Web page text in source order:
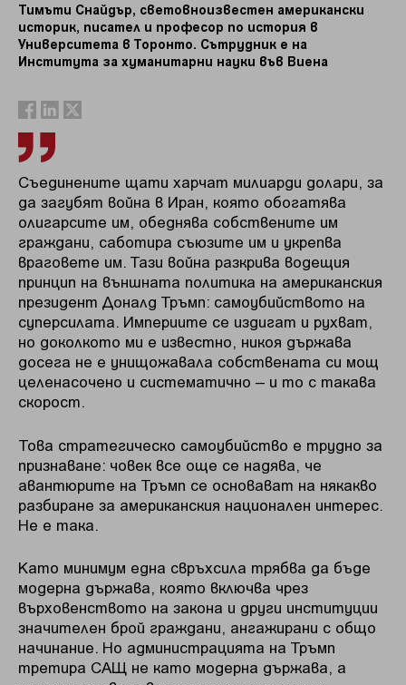
Тимъти Снайдър, световноизвестен американски
историк, писател и професор по история в
Университета в Торонто. Сътрудник е на
Института за хуманитарни науки във Виена
Съединените щати харчат милиарди долари, за
да загубят война в Иран, която обогатява
олигарсите им, обеднява собствените им
граждани, саботира съюзите им и укрепва
враговете им. Тази война разкрива водещия
принцип на външната политика на американския
президент Доналд Тръмп: самоубийството на
суперсилата. Империите се издигат и рухват,
но доколкото ми е известно, никоя държава
досега не е унищожавала собствената си мощ
целенасочено и систематично – и то с такава
скорост.
Това стратегическо самоубийство е трудно за
признаване: човек все още се надява, че
авантюрите на Тръмп се основават на някакво
разбиране за американския национален интерес.
Не е така.
Като минимум една свръхсила трябва да бъде
модерна държава, която включва чрез
върховенството на закона и други институции
значителен брой граждани, ангажирани с общо
начинание. Но администрацията на Тръмп
третира САЩ не като модерна държава, а